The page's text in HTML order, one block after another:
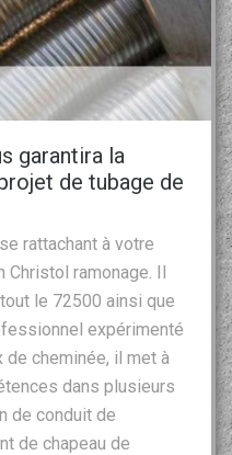
garantira la
de tubage de
rattachant à votre
Christol ramonage. Il
le 72500 ainsi que
expérimenté
cheminée, il met à
dans plusieurs
de conduit de
de chapeau de